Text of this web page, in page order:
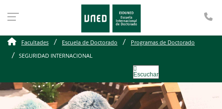
Facultades Escuela de Doctorado
Programas de Doctorado
SEGURIDAD INTERNACIONAL
Escuchar